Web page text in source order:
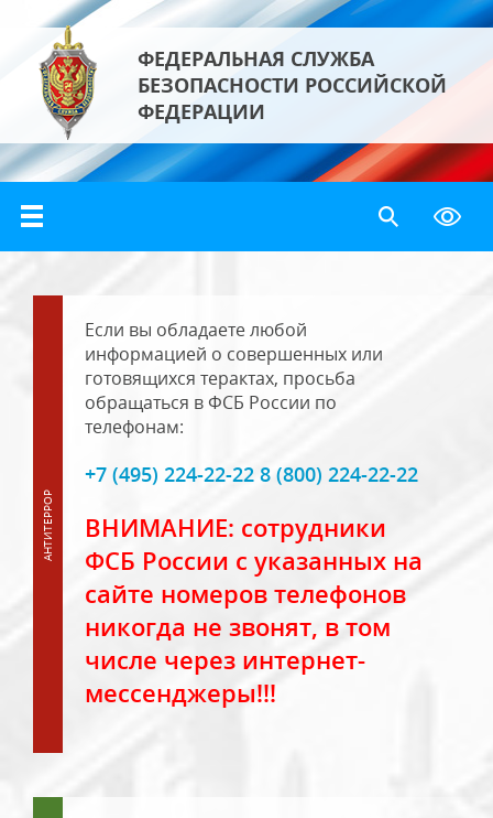
ФЕДЕРАЛЬНАЯ СЛУЖБА
БЕЗОПАСНОСТИ РОССИЙСКОЙ
ФЕДЕРАЦИИ
Если вы обладаете любой
информацией о совершенных или
готовящихся терактах, просьба
обращаться в ФСБ России по
телефонам:
+7 (495) 224-22-22 8 (800) 224-22-22
ВНИМАНИЕ: сотрудники
ФСБ России с указанных на
сайте номеров телефонов
никогда не звонят, в том
числе через интернет-
мессенджеры!!!